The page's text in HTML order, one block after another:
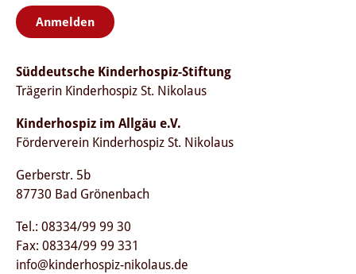
Anmelden
Süddeutsche Kinderhospiz-Stiftung
Trägerin Kinderhospiz St. Nikolaus
Kinderhospiz im Allgäu e.V.
Förderverein Kinderhospiz St. Nikolaus
Gerberstr. 5b
87730 Bad Grönenbach
Tel.: 08334/99 99 30
Fax: 08334/99 99 331
info@kinderhospiz-nikolaus.de